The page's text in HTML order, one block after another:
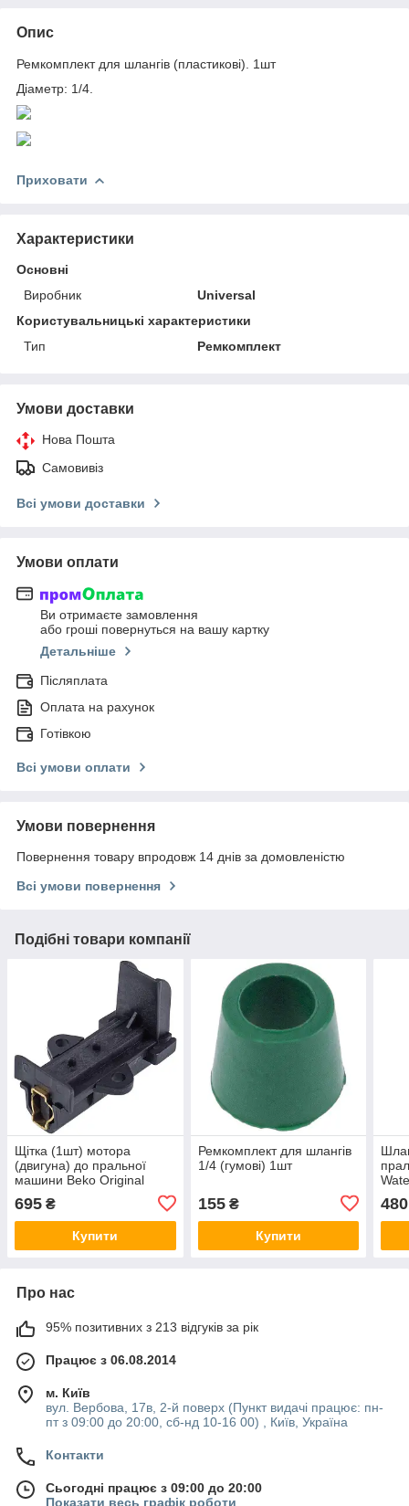
Опис
Ремкомплект для шлангів (пластикові). 1шт
Діаметр: 1/4.
Приховати
Характеристики
Основні
Виробник
Universal
Користувальницькі характеристики
Тип
Ремкомплект
Умови доставки
Нова Пошта
Самовивіз
Всі умови доставки
Умови оплати
Ви отримаєте замовлення
або гроші повернуться на вашу картку
Детальніше
Післяплата
Оплата на рахунок
Готівкою
Всі умови оплати
Умови повернення
Повернення товару впродовж 14 днів за домовленістю
Всі умови повернення
Подібні товари компанії
Щітка (1шт) мотора
(двигуна) до пральної
машини Beko Original
695 ₴
Купити
Ремкомплект для шлангів
1/4 (гумові) 1шт
155₴
Купити
480
Про нас
95% позитивних з 213 відгуків за рік
Працює з 06.08.2014
м. Київ
вул. Вербова, 17в, 2-й поверх (Пункт видачі працює: пн-
пт з 09:00 до 20:00, сб-нд 10-16 00) , Київ, Україна
Контакти
Сьогодні працює з 09:00 до 20:00
Показати весь графік роботи